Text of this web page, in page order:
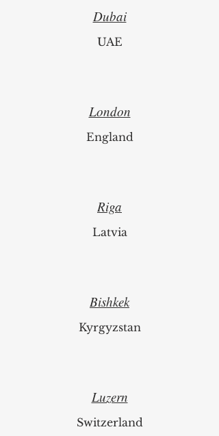
Dubai
UAE
London
England
Riga
Latvia
Bishkek
Kyrgyzstan
Luzern
Switzerland